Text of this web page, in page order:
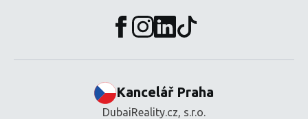
Kancelář Praha
DubaiReality.cz, s.r.o.